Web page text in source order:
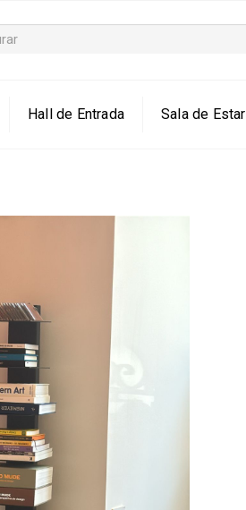
Hall de Entrada Sala de Estar